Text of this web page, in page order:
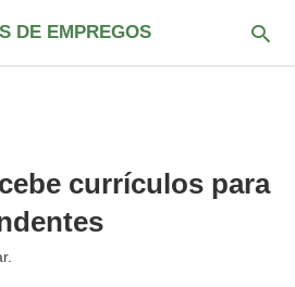
DE EMPREGOS
currículos para